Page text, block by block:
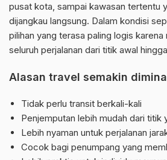
pusat kota, sampai kawasan tertentu
dijangkau langsung. Dalam kondisi
pilihan yang terasa paling logis
seluruh perjalanan dari titik awal
Alasan travel semakin
Tidak perlu transit berkali-kali
Penjemputan lebih mudah dari titik
Lebih nyaman untuk perjalanan
Cocok bagi penumpang yang